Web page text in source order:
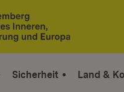
Sicherheit Land &